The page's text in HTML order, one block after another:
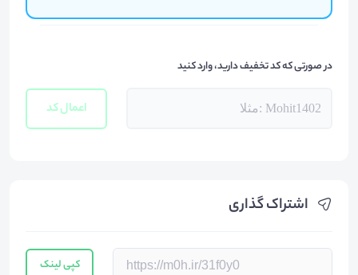
اشتراک گذاری
کپی لینک
در صورتی که کد تخفیف دارید، وارد کنید
اعمال کد